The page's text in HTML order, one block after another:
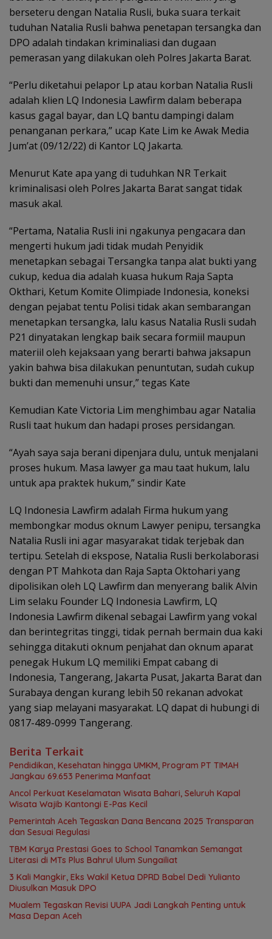
berseteru dengan Natalia Rusli, buka suara terkait
tuduhan Natalia Rusli bahwa penetapan tersangka dan
DPO adalah tindakan kriminaliasi dan dugaan
pemerasan yang dilakukan oleh Polres Jakarta Barat.
“Perlu diketahui pelapor Lp atau korban Natalia Rusli
adalah klien LQ Indonesia Lawfirm dalam beberapa
kasus gagal bayar, dan LQ bantu dampingi dalam
penanganan perkara,” ucap Kate Lim ke Awak Media
Jum’at (09/12/22) di Kantor LQ Jakarta.
Menurut Kate apa yang di tuduhkan NR Terkait
kriminalisasi oleh Polres Jakarta Barat sangat tidak
masuk akal.
“Pertama, Natalia Rusli ini ngakunya pengacara dan
mengerti hukum jadi tidak mudah Penyidik
menetapkan sebagai Tersangka tanpa alat bukti yang
cukup, kedua dia adalah kuasa hukum Raja Sapta
Okthari, Ketum Komite Olimpiade Indonesia, koneksi
dengan pejabat tentu Polisi tidak akan sembarangan
menetapkan tersangka, lalu kasus Natalia Rusli sudah
P21 dinyatakan lengkap baik secara formiil maupun
materiil oleh kejaksaan yang berarti bahwa jaksapun
yakin bahwa bisa dilakukan penuntutan, sudah cukup
bukti dan memenuhi unsur,” tegas Kate
Kemudian Kate Victoria Lim menghimbau agar Natalia
Rusli taat hukum dan hadapi proses persidangan.
“Ayah saya saja berani dipenjara dulu, untuk menjalani
proses hukum. Masa lawyer ga mau taat hukum, lalu
untuk apa praktek hukum,” sindir Kate
LQ Indonesia Lawfirm adalah Firma hukum yang
membongkar modus oknum Lawyer penipu, tersangka
Natalia Rusli ini agar masyarakat tidak terjebak dan
tertipu. Setelah di ekspose, Natalia Rusli berkolaborasi
dengan PT Mahkota dan Raja Sapta Oktohari yang
dipolisikan oleh LQ Lawfirm dan menyerang balik Alvin
Lim selaku Founder LQ Indonesia Lawfirm, LQ
Indonesia Lawfirm dikenal sebagai Lawfirm yang vokal
dan berintegritas tinggi, tidak pernah bermain dua kaki
sehingga ditakuti oknum penjahat dan oknum aparat
penegak Hukum LQ memiliki Empat cabang di
Indonesia, Tangerang, Jakarta Pusat, Jakarta Barat dan
Surabaya dengan kurang lebih 50 rekanan advokat
yang siap melayani masyarakat. LQ dapat di hubungi di
0817-489-0999 Tangerang.
Berita Terkait
Pendidikan, Kesehatan hingga UMKM, Program PT TIMAH
Jangkau 69.653 Penerima Manfaat
Ancol Perkuat Keselamatan Wisata Bahari, Seluruh Kapal
Wisata Wajib Kantongi E-Pas Kecil
Pemerintah Aceh Tegaskan Dana Bencana 2025 Transparan
dan Sesuai Regulasi
TBM Karya Prestasi Goes to School Tanamkan Semangat
Literasi di MTs Plus Bahrul Ulum Sungailiat
3 Kali Mangkir, Eks Wakil Ketua DPRD Babel Dedi Yulianto
Diusulkan Masuk DPO
Mualem Tegaskan Revisi UUPA Jadi Langkah Penting untuk
Masa Depan Aceh